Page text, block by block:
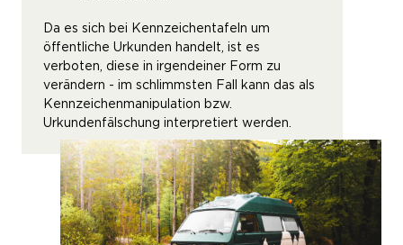
Da es sich bei Kennzeichentafeln um
öffentliche Urkunden handelt, ist es
verboten, diese in irgendeiner Form zu
verändern - im schlimmsten Fall kann das als
Kennzeichenmanipulation bzw.
Urkundenfälschung interpretiert werden.